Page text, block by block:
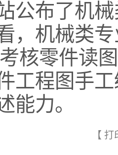
公布了机
，机械类
核零件读
工程图手
能力。
【 打